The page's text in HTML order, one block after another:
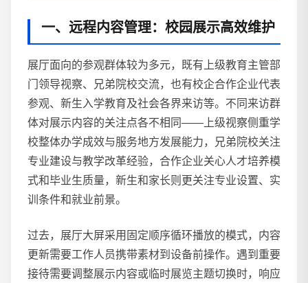
一、远程内容管理：校园展示高效维护
展厅面向的参观群体较为多元，既有上级教育主管部
门领导视察、兄弟院校交流，也有校企合作企业代表
参观、新生入学教育及社会各界来访等。不同来访群
体对展示内容的关注点各不相同——上级视察侧重学
校整体办学成效与服务地方发展能力，兄弟院校关注
专业建设与教学改革经验，合作企业关心人才培养模
式和毕业生质量，新生和家长则更关注专业设置、实
训条件和就业前景。
过去，展厅大屏采用固定顺序循环播放的模式，内容
更新需要工作人员携带素材到设备前操作。遇到重要
接待需要调整展示内容或临时展览主题切换时，响应